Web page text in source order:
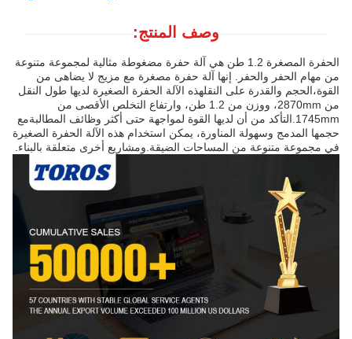
وصف المنتج:
الحفرة المصغرة 1.2 طن هي آلة حفرة مضغوطة مثالية لمجموعة متنوعة
من مهام الحفر والحفر. إنها آلة حفرة مصغرة مع مزيج لا يضاهى من
القوة،الحجم والقدرة على النقلهذه الآلة الحفرة الصغيرة لديها طول النقل
من 2870mm، ووزن من 1.2 طن، وارتفاع التخلص الأقصى من
1745mm.التأكد من أن لديها القوة لمواجهة حتى أكثر وظائف المطالبةمع
حجمها المدمج وسهولة المناورة، يمكن استخدام هذه الآلة الحفرة الصغيرة
في مجموعة متنوعة من المساحات الضيقة.ومشاريع أخرى متعلقة بالبناء.